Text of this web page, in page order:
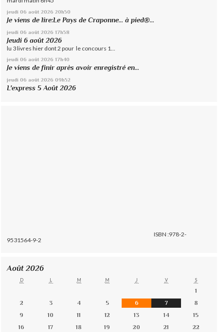
jeudi 06 août 2026 20h50
Je viens de lire:Le Pays de Craponne... à pied®...
jeudi 06 août 2026 17h58
Jeudi 6 août 2026
lu 3 livres hier dont 2 pour le concours 1...
jeudi 06 août 2026 17h40
Je viens de finir après avoir enregistré en...
jeudi 06 août 2026 09h52
L'express 5 Août 2026
ISBN :978-2-
9531564-9-2
Août 2026
D L M M J V S
1
2
3 4 5 6 7
8
9
10 11 12 13 14
15
16
17 18 19 20 21
22